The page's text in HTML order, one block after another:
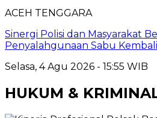
ACEH TENGGARA
Sinergi Polisi dan Masyarakat
Penyalahgunaan Sabu
Selasa, 4 Agu 2026 - 15:55 WIB
HUKUM &